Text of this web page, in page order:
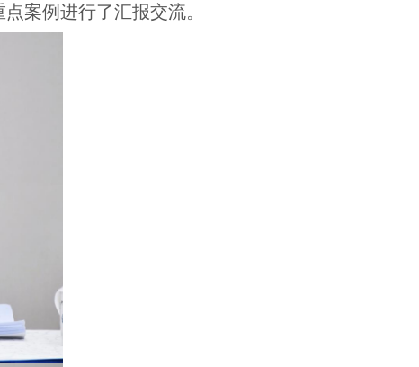
案例进行了汇报交流。